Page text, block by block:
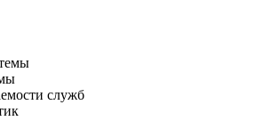
служб